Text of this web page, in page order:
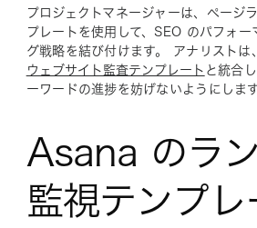
プロジェクトマネージャーは、ページ
プレートを使用して、SEO のパフォー
グ戦略を結び付けます。 アナリストは
ウェブサイト監査テンプレート と統合
ーワードの進捗を妨げないようにします
Asana のラ
監視テンプレ